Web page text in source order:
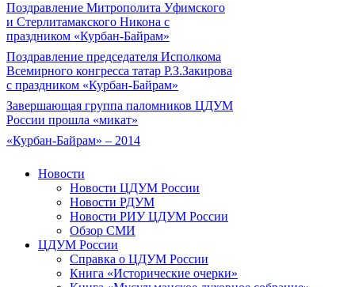
Поздравление Митрополита Уфимского
и Стерлитамакского Никона с
праздником «Курбан-Байрам»
Поздравление председателя Исполкома
Всемирного конгресса татар Р.З.Закирова
с праздником «Курбан-Байрам»
Завершающая группа паломников ЦДУМ
России прошла «микат»
«Курбан-Байрам» – 2014
Новости
Новости ЦДУМ России
Новости РДУМ
Новости РИУ ЦДУМ России
Обзор СМИ
ЦДУМ России
Справка о ЦДУМ России
Книга «Исторические очерки»